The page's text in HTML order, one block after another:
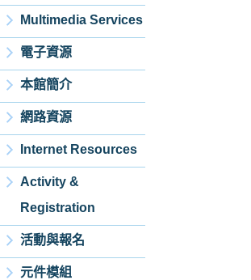
Multimedia Services
電子資源
本館簡介
網路資源
Internet Resources
Activity &
Registration
活動與報名
元件模組